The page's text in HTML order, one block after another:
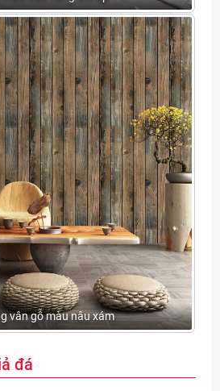
vân gỗ màu nâu xám
đá